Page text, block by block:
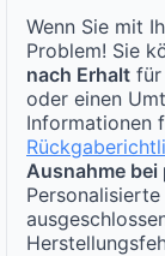
Wenn Sie mit
Problem! Sie
nach Erhalt für
oder einen
Informationen
Ausnahme